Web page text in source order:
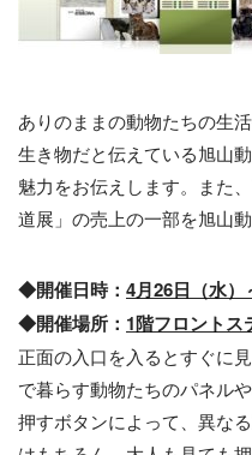
ありのままの動物たちの生
生き物だと伝えている旭山
魅力をお伝えします。また
道展」の売上の一部を旭山
◆開催日時： 4月26日（水）
◆開催場所： 1階フロントス
正面の入口を入るとすぐに
で暮らす動物たちのパネル
押すボタンによって、異な